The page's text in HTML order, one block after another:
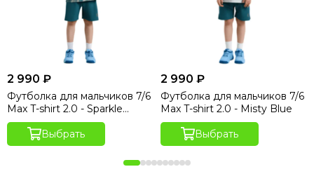
2 990 ₽
Футболка для мальчиков 7/6
Max T-shirt 2.0 - Sparkle
Hydro Print
Выбрать
2 990 ₽
Футболка для мальчиков 7/6
Max T-shirt 2.0 - Misty Blue
Выбрать